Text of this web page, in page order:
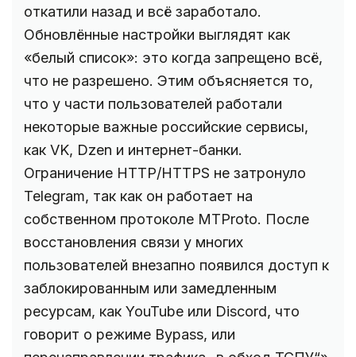
откатили назад и всё заработало.
Обновлённые настройки выглядят как
«белый список»: это когда запрещено всё,
что не разрешено. Этим объясняется то,
что у части пользователей работали
некоторые важные российские сервисы,
как VK, Dzen и интернет-банки.
Ограничение HTTP/HTTPS не затронуло
Telegram, так как он работает на
собственном протоколе MTProto. После
восстановления связи у многих
пользователей внезапно появился доступ к
заблокированным или замедленным
ресурсам, как YouTube или Discord, что
говорит о режиме Bypass, или